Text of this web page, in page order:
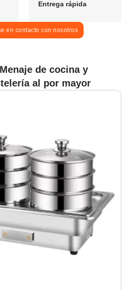
Entrega rápida
en contacto con nosotros
de cocina y
al por mayor